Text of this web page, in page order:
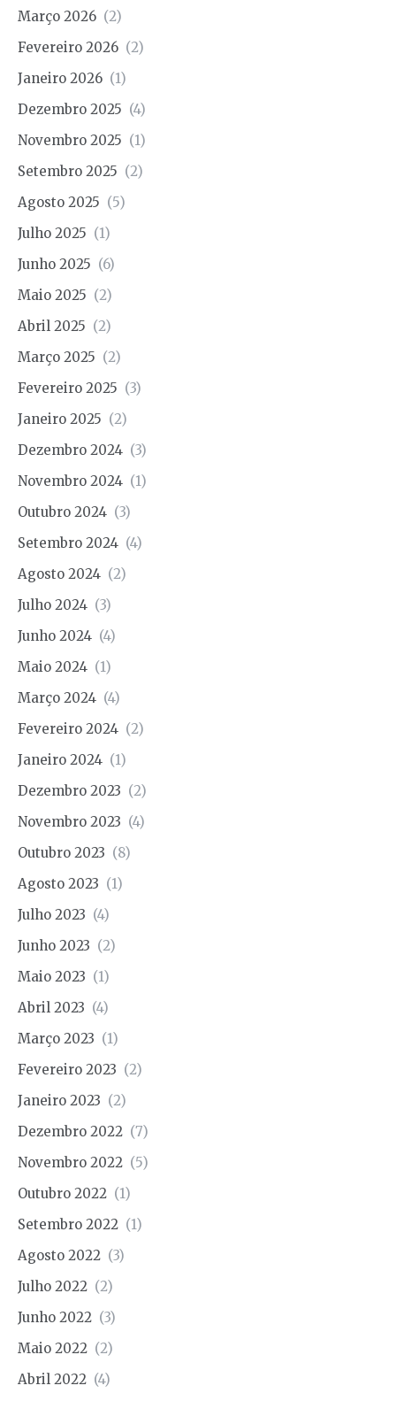
Março 2026 (2)
Fevereiro 2026 (2)
Janeiro 2026 (1)
Dezembro 2025 (4)
Novembro 2025 (1)
Setembro 2025 (2)
Agosto 2025 (5)
Julho 2025 (1)
Junho 2025 (6)
Maio 2025 (2)
Abril 2025 (2)
Março 2025 (2)
Fevereiro 2025 (3)
Janeiro 2025 (2)
Dezembro 2024 (3)
Novembro 2024 (1)
Outubro 2024 (3)
Setembro 2024 (4)
Agosto 2024 (2)
Julho 2024 (3)
Junho 2024 (4)
Maio 2024 (1)
Março 2024 (4)
Fevereiro 2024 (2)
Janeiro 2024 (1)
Dezembro 2023 (2)
Novembro 2023 (4)
Outubro 2023 (8)
Agosto 2023 (1)
Julho 2023 (4)
Junho 2023 (2)
Maio 2023 (1)
Abril 2023 (4)
Março 2023 (1)
Fevereiro 2023 (2)
Janeiro 2023 (2)
Dezembro 2022 (7)
Novembro 2022 (5)
Outubro 2022 (1)
Setembro 2022 (1)
Agosto 2022 (3)
Julho 2022 (2)
Junho 2022 (3)
Maio 2022 (2)
Abril 2022 (4)